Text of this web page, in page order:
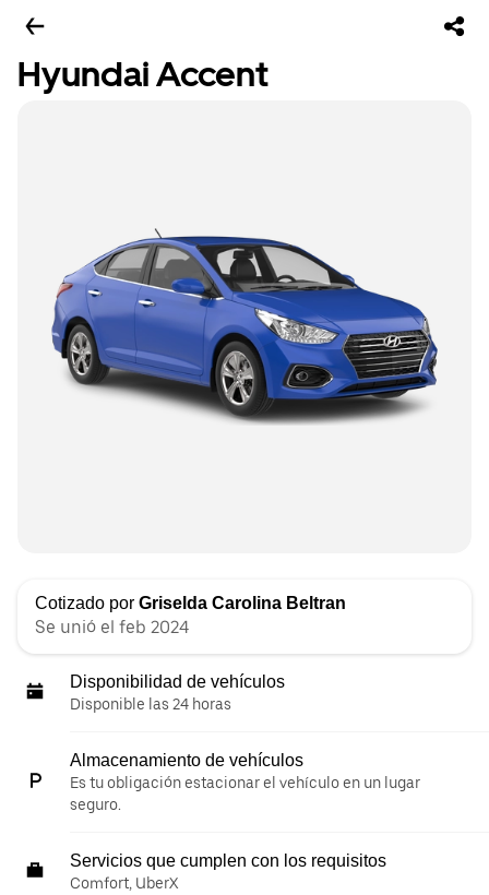
Hyundai Accent
Cotizado por Griselda Carolina Beltran
Se unió el feb 2024
Disponibilidad de vehículos
Disponible las 24 horas
Almacenamiento de vehículos
Es tu obligación estacionar el vehículo en un lugar
seguro.
Servicios que cumplen con los requisitos
Comfort, UberX